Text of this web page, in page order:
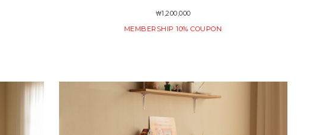
￦1,200,000
MEMBERSHIP 10% COUPON